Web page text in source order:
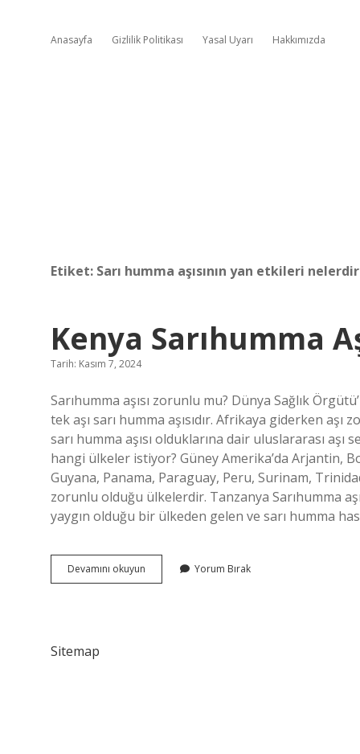
Anasayfa Gizlilik Politikası Yasal Uyarı Hakkımızda
Etiket: Sarı humma aşısının yan etkileri nelerdir
Kenya Sarıhumma
Tarih: Kasım 7, 2024
Sarıhumma aşısı zorunlu mu? Dünya Sağlık
tek aşı sarı humma aşısıdır. Afrikaya giderken
sarı humma aşısı olduklarına dair uluslararası aşı
hangi ülkeler istiyor? Güney Amerika’da Arjantin,
Guyana, Panama, Paraguay, Peru, Surinam,
zorunlu olduğu ülkelerdir. Tanzanya Sarıhumma
yaygın olduğu bir ülkeden gelen ve sarı humma
Devamını okuyun
Sarıhumma
Yorum Bırak
Sitemap